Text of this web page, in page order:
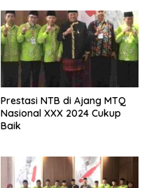
Prestasi NTB di Ajang MTQ
Nasional XXX 2024 Cukup
Baik